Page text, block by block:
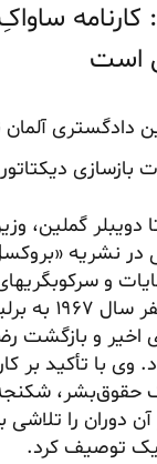
کارنامه
است
دادگستری آلمان
بازسازی
دویبلر گملین،
در نشریه
و
سابق در
اخیر و بازگشت
با تأکید بر
دوران را تلاشی
توصیف کرد.